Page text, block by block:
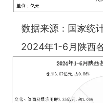
数据来源：国家统
2024年1-6月陕西